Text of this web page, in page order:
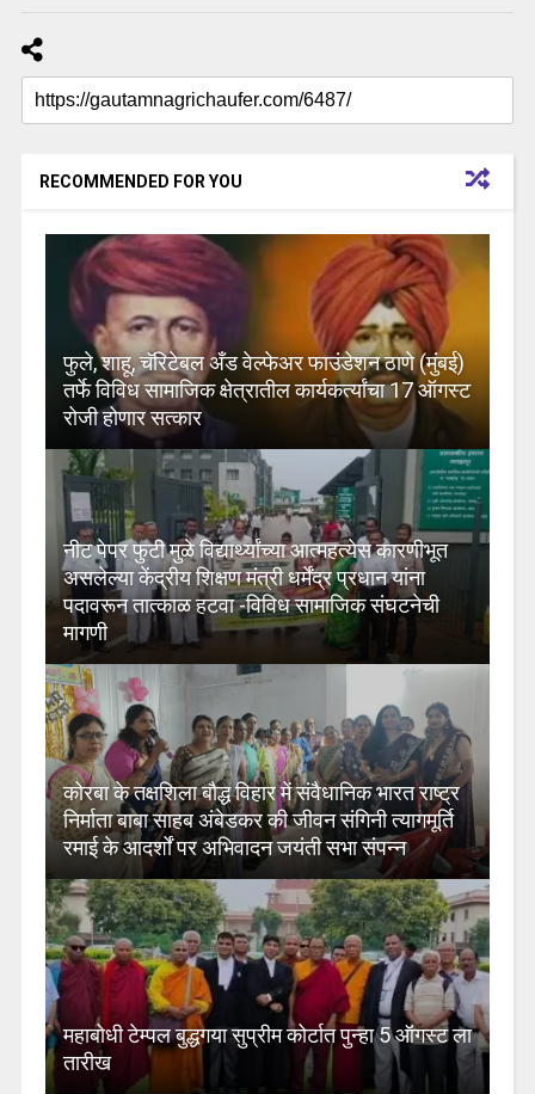
RECOMMENDED FOR YOU
फुले, शाहू, चॅरिटेबल अँड वेल्फेअर फाउंडेशन ठाणे (मुंबई)
तर्फे विविध सामाजिक क्षेत्रातील कार्यकर्त्यांचा 17 ऑगस्ट
रोजी होणार सत्कार
नीट पेपर फुटी मुळे विद्यार्थ्यांच्या आत्महत्येस कारणीभूत
असलेल्या केंद्रीय शिक्षण मंत्री धर्मेंद्र प्रधान यांना
पदावरून तात्काळ हटवा -विविध सामाजिक संघटनेची
मागणी
कोरबा के तक्षशिला बौद्ध विहार में संवैधानिक भारत राष्ट्र
निर्माता बाबा साहब अंबेडकर की जीवन संगिनी त्यागमूर्ति
रमाई के आदर्शों पर अभिवादन जयंती सभा संपन्न
महाबोधी टेम्पल बुद्धगया सुप्रीम कोर्टात पुन्हा 5 ऑगस्ट ला
तारीख